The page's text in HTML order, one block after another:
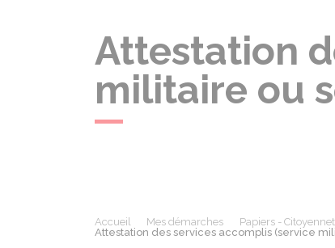
Attestation
militaire ou
Accueil Mes démarches Papiers -
Attestation des services accomplis (service